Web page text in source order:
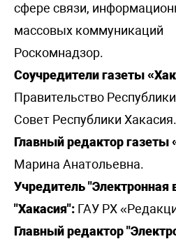
сфере связи,
массовых коммуникаций
Роскомнадзор.
Соучредители газеты
Правительство
Совет Республики Хакасия.
Главный редактор газеты
Марина Анатольевна.
Учредитель "Электронная
"Хакасия": ГАУ РХ
Главный редактор